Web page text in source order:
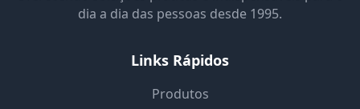
dia a dia das pessoas desde 1995.
Links Rápidos
Produtos